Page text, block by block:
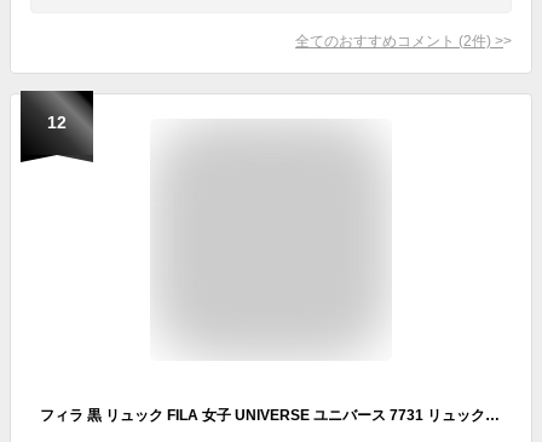
全てのおすすめコメント (2件) >
12
フィラ 黒 リュック FILA 女子 UNIVERSE ユニバース 7731 リュック デイパック リュックサック バックパック B4 A4 30L メンズ レディース 男女兼用 ジュニア 学生 高校生 中学生 大学生 普段使い 撥水 通勤 通学 スポーツ 部活 軽量 おしゃれ ブランド 人気